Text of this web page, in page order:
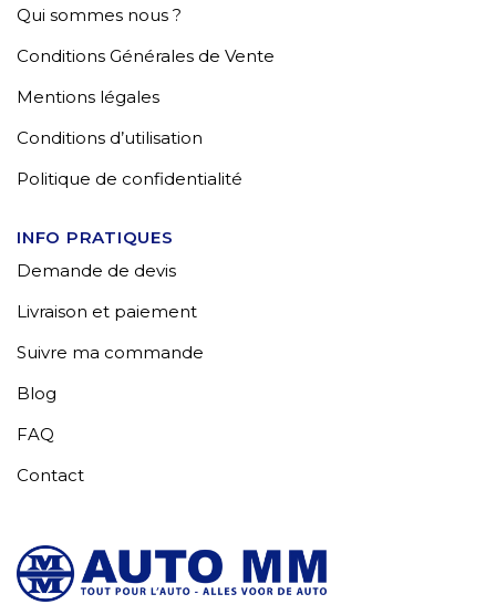
Qui sommes nous ?
Conditions Générales de Vente
Mentions légales
Conditions d’utilisation
Politique de confidentialité
INFO PRATIQUES
Demande de devis
Livraison et paiement
Suivre ma commande
Blog
FAQ
Contact